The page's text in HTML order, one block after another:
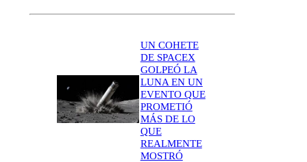
UN COHETE
DE SPACEX
GOLPEÓ LA
LUNA EN UN
EVENTO QUE
PROMETIÓ
MÁS DE LO
QUE
REALMENTE
MOSTRÓ